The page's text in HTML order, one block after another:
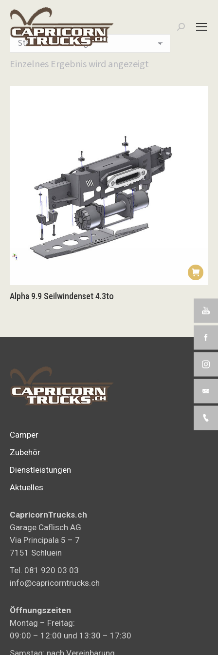
Search:
Einzelnes Ergebnis wird angezeigt
Alpha 9.9 Seilwindenset 4.3to
Camper
Zubehör
Dienstleistungen
Aktuelles
CapricornTrucks.ch
Garage Caflisch AG
Via Principala 5 – 7
7151 Schluein
Tel. 081 920 03 03
info@capricorntrucks.ch
Öffnungszeiten
Montag – Freitag:
09:00 – 12:00 und 13:30 – 17:30
Samstag: nach Vereinbarung